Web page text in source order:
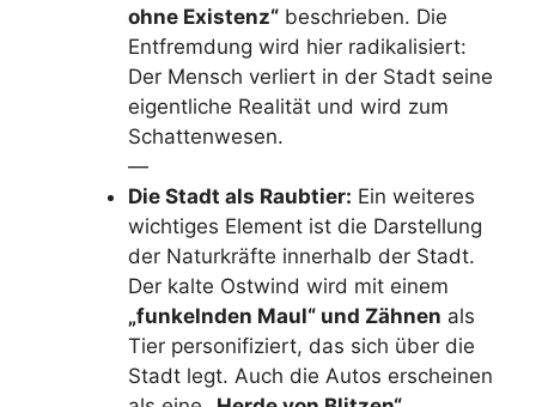
ohne Existenz“beschrieben. Die
Entfremdung wird hier radikalisiert:
Der Mensch verliert in der Stadt seine
eigentliche Realität und wird zum
Schattenwesen.
—
Die Stadt als Raubtier: Ein weiteres
wichtiges Element ist die Darstellung
der Naturkräfte innerhalb der Stadt.
Der kalte Ostwind wird mit einem
„funkelnden Maul“ und Zähnen als
Tier personifiziert, das sich über die
Stadt legt. Auch die Autos erscheinen